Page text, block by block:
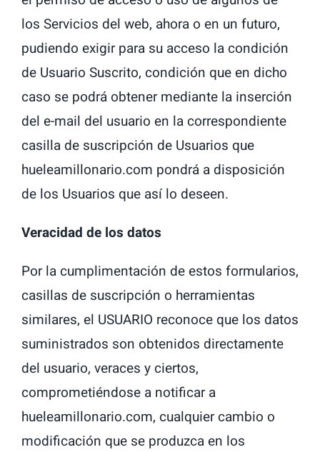
los Servicios del web, ahora o en un futuro,
pudiendo exigir para su acceso la condición
de Usuario Suscrito, condición que en dicho
caso se podrá obtener mediante la inserción
del e-mail del usuario en la correspondiente
casilla de suscripción de Usuarios que
hueleamillonario.com pondrá a disposición
de los Usuarios que así lo deseen.
Veracidad de los datos
Por la cumplimentación de estos formularios,
casillas de suscripción o herramientas
similares, el USUARIO reconoce que los datos
suministrados son obtenidos directamente
del usuario, veraces y ciertos,
comprometiéndose a notificar a
hueleamillonario.com, cualquier cambio o
modificación que se produzca en los